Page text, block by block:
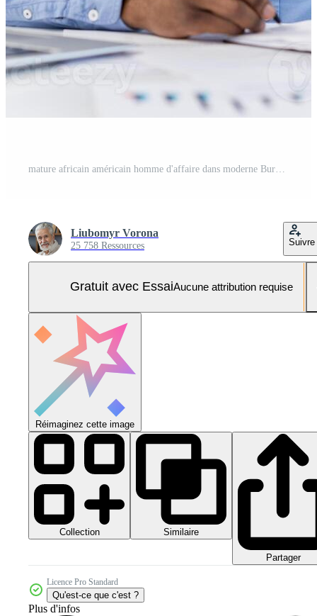
Liubomyr Vorona
25 758 Ressources Suivre
Gratuit avec EssaiAucune attribution requise
Réimaginez cette image
Collection Similaire
Partager
Licence Pro Standard
Qu'est-ce que c'est ?
Plus d'infos